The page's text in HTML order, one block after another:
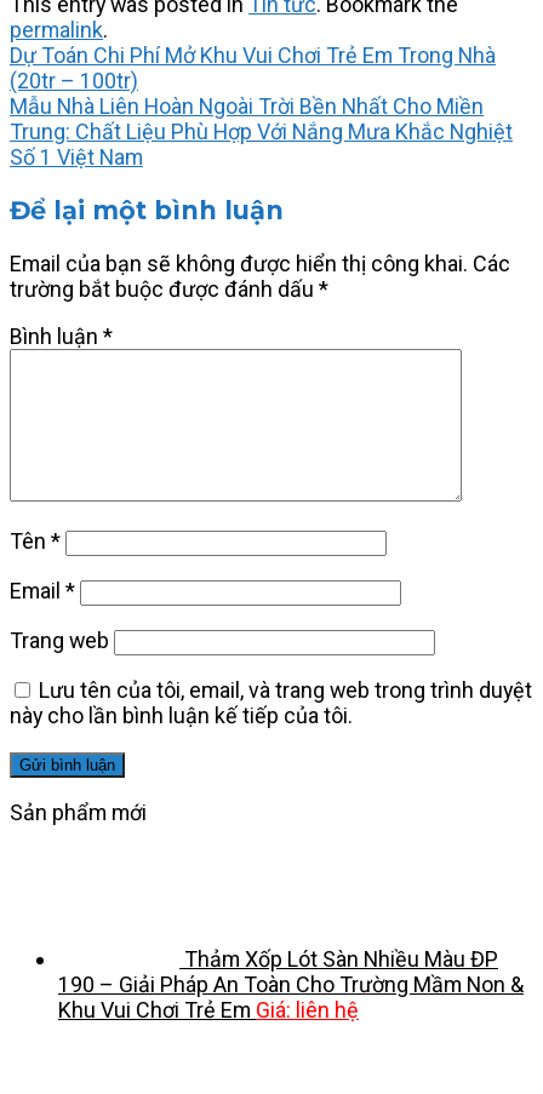
permalink.
Dự Toán Chi Phí Mở Khu Vui Chơi Trẻ Em Trong Nhà
(20tr – 100tr)
Mẫu Nhà Liên Hoàn Ngoài Trời Bền Nhất Cho Miền
Trung: Chất Liệu Phù Hợp Với Nắng Mưa Khắc Nghiệt
Số 1 Việt Nam
Để lại một bình luận
Email của bạn sẽ không được hiển thị công khai. Các
trường bắt buộc được đánh dấu *
Bình luận *
Tên *
Email *
Trang web
Lưu tên của tôi, email, và trang web trong trình duyệt
này cho lần bình luận kế tiếp của tôi.
Sản phẩm mới
Thảm Xốp Lót Sàn Nhiều Màu ĐP
190 – Giải Pháp An Toàn Cho Trường Mầm Non &
Khu Vui Chơi Trẻ Em Giá: liên hệ